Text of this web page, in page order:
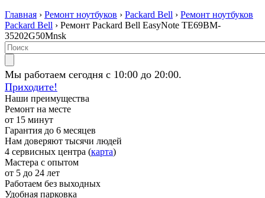
Главная › Ремонт ноутбуков › Packard Bell › Ремонт ноутбуков
Packard Bell › Ремонт Packard Bell EasyNote TE69BM-
35202G50Mnsk
Мы работаем сегодня с 10:00 до 20:00.
Приходите!
Наши преимущества
Ремонт на месте
от 15 минут
Гарантия до 6 месяцев
Нам доверяют тысячи людей
4 сервисных центра (карта)
Мастера с опытом
от 5 до 24 лет
Работаем без выходных
Удобная парковка